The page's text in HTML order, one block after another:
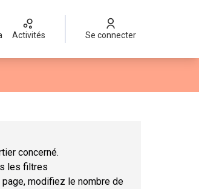
Activités Se connecter
concerné.
les filtres
modifiez le nombre de